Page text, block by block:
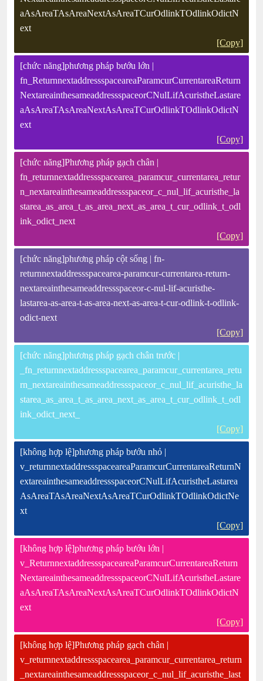
aAsAreaTAsAreaNextAsAreaTCurOdlinkTOdlinkOdictN
ext
[Copy]
[chức năng]phương pháp bướu lớn |
fn_ReturnnextaddressspaceareaParamcurCurrentareaReturn
NextareainthesameaddressspaceorCNulLifAcuristheLastare
aAsAreaTAsAreaNextAsAreaTCurOdlinkTOdlinkOdictN
ext
[Copy]
[chức năng]Phương pháp gạch chân |
fn_returnnextaddressspacearea_paramcur_currentarea_retur
n_nextareainthesameaddressspaceor_c_nul_lif_acuristhe_la
starea_as_area_t_as_area_next_as_area_t_cur_odlink_t_odl
ink_odict_next
[Copy]
[chức năng]phương pháp cột sống | fn-
returnnextaddressspacearea-paramcur-currentarea-return-
nextareainthesameaddressspaceor-c-nul-lif-acuristhe-
lastarea-as-area-t-as-area-next-as-area-t-cur-odlink-t-odlink-
odict-next
[Copy]
[chức năng]phương pháp gạch chân trước |
_fn_returnnextaddressspacearea_paramcur_currentarea_retu
rn_nextareainthesameaddressspaceor_c_nul_lif_acuristhe_la
starea_as_area_t_as_area_next_as_area_t_cur_odlink_t_odl
ink_odict_next_
[Copy]
[không hợp lệ]phương pháp bướu nhỏ |
v_returnnextaddressspaceareaParamcurCurrentareaReturnN
extareainthesameaddressspaceorCNulLifAcuristheLastarea
AsAreaTAsAreaNextAsAreaTCurOdlinkTOdlinkOdictNe
xt
[Copy]
[không hợp lệ]phương pháp bướu lớn |
v_ReturnnextaddressspaceareaParamcurCurrentareaReturn
NextareainthesameaddressspaceorCNulLifAcuristheLastare
aAsAreaTAsAreaNextAsAreaTCurOdlinkTOdlinkOdictN
ext
[Copy]
[không hợp lệ]Phương pháp gạch chân |
v_returnnextaddressspacearea_paramcur_currentarea_return
_nextareainthesameaddressspaceor_c_nul_lif_acuristhe_last